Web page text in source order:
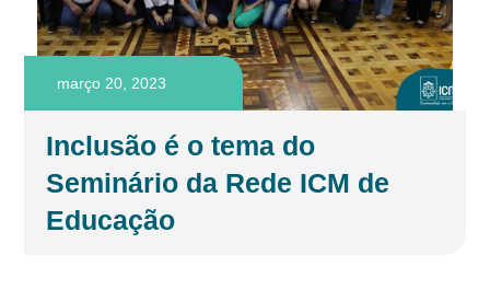
março 20, 2023
Inclusão é o tema do
Seminário da Rede ICM de
Educação